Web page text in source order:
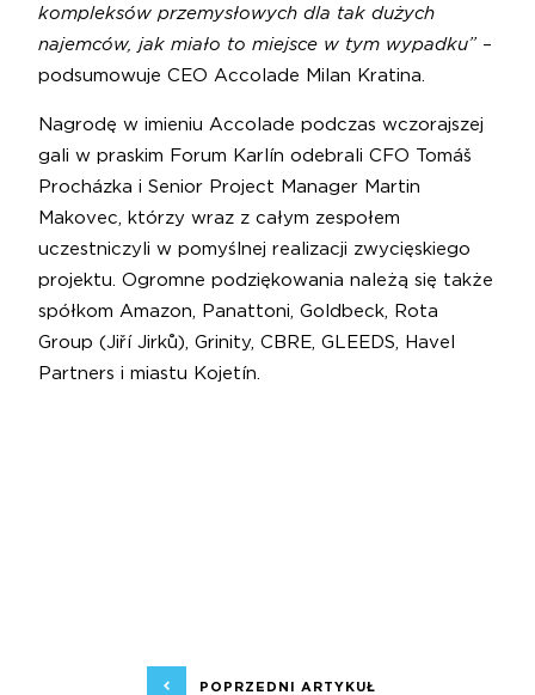
kompleksów przemysłowych dla tak dużych
najemców, jak miało to miejsce w tym wypadku” –
podsumowuje CEO Accolade Milan Kratina.
Nagrodę w imieniu Accolade podczas wczorajszej
gali w praskim Forum Karlín odebrali CFO Tomáš
Procházka i Senior Project Manager Martin
Makovec, którzy wraz z całym zespołem
uczestniczyli w pomyślnej realizacji zwycięskiego
projektu. Ogromne podziękowania należą się także
spółkom Amazon, Panattoni, Goldbeck, Rota
Group (Jiří Jirků), Grinity, CBRE, GLEEDS, Havel
Partners i miastu Kojetín.
POPRZEDNI ARTYKUŁ